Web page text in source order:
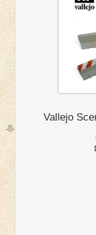
Vallejo